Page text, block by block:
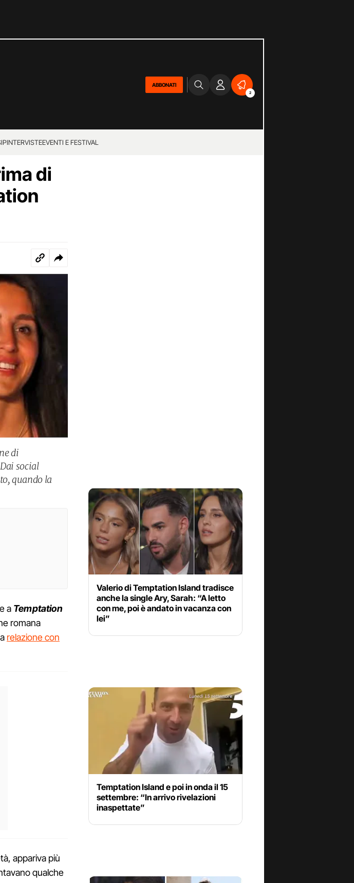
ABBONATI
2
INTERVISTEEVENTI E FESTIVAL
di
di
social
quando la
a Temptation
romana
relazione con
appariva più
qualche
Valerio di Temptation Island tradisce
anche la single Ary, Sarah: “A letto
con me, poi è andato in vacanza con
lei”
Temptation Island e poi in onda il 15
settembre: “In arrivo rivelazioni
inaspettate”